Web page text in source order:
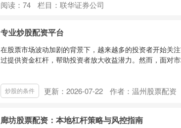
阅读： 74 栏目： 联华证券公司
专业炒股配资平台
在股票市场波动加剧的背景下，越来越多的投资者开始关
过提供资金杠杆，帮助投资者放大收益潜力。然而，面对
炒股的条件 更新：2026-07-22 作者：温州股票配资
廊坊股票配资：本地杠杆策略与风控指南